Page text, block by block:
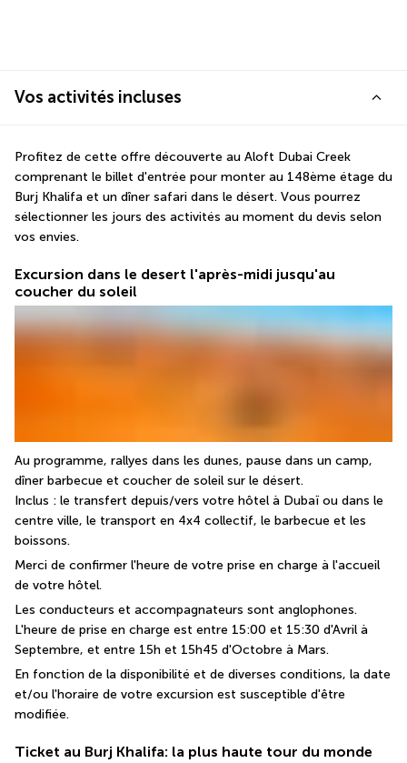
Vos activités incluses
Profitez de cette offre découverte au Aloft Dubai Creek
comprenant le billet d'entrée pour monter au 148ème étage du
Burj Khalifa et un dîner safari dans le désert. Vous pourrez
sélectionner les jours des activités au moment du devis selon
vos envies.
Excursion dans le desert l'après-midi jusqu'au
coucher du soleil
Au programme, rallyes dans les dunes, pause dans un camp,
dîner barbecue et coucher de soleil sur le désert.
Inclus : le transfert depuis/vers votre hôtel à Dubaï ou dans le
centre ville, le transport en 4x4 collectif, le barbecue et les
boissons.
Merci de confirmer l'heure de votre prise en charge à l'accueil
de votre hôtel.
Les conducteurs et accompagnateurs sont anglophones.
L'heure de prise en charge est entre 15:00 et 15:30 d'Avril à
Septembre, et entre 15h et 15h45 d'Octobre à Mars.
En fonction de la disponibilité et de diverses conditions, la date
et/ou l'horaire de votre excursion est susceptible d'être
modifiée.
Ticket au Burj Khalifa: la plus haute tour du monde